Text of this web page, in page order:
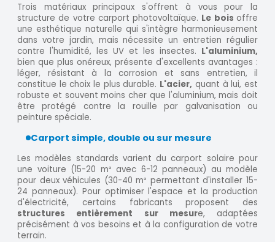
Trois matériaux principaux s'offrent à vous pour la
structure de votre carport photovoltaïque. Le bois offre
une esthétique naturelle qui s'intègre harmonieusement
dans votre jardin, mais nécessite un entretien régulier
contre l'humidité, les UV et les insectes. L'aluminium,
bien que plus onéreux, présente d'excellents avantages :
léger, résistant à la corrosion et sans entretien, il
constitue le choix le plus durable. L'acier, quant à lui, est
robuste et souvent moins cher que l'aluminium, mais doit
être protégé contre la rouille par galvanisation ou
peinture spéciale.
Carport simple, double ou sur mesure
Les modèles standards varient du carport solaire pour
une voiture (15-20 m² avec 6-12 panneaux) au modèle
pour deux véhicules (30-40 m² permettant d'installer 15-
24 panneaux). Pour optimiser l'espace et la production
d'électricité, certains fabricants proposent des
structures entièrement sur mesure, adaptées
précisément à vos besoins et à la configuration de votre
terrain.